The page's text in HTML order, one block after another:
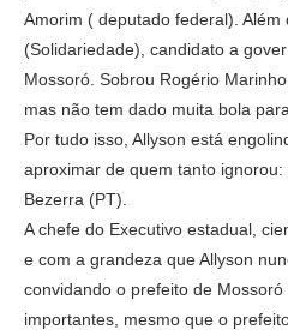
Amorim ( deputado federal). Além
(Solidariedade), candidato a
Mossoró. Sobrou Rogério
mas não tem dado muita bola
Por tudo isso, Allyson está
aproximar de quem tanto
Bezerra (PT).
A chefe do Executivo estadual,
e com a grandeza que Allyson
convidando o prefeito de
importantes, mesmo que o